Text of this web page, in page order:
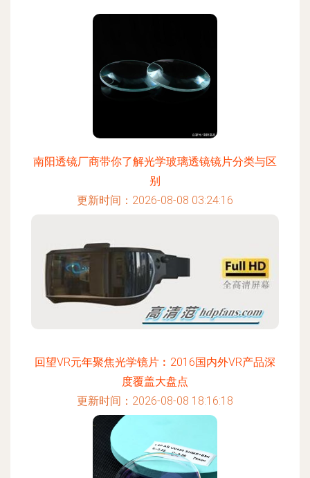
南阳透镜厂商带你了解光学玻璃透镜镜片分类与区
别
更新时间：2026-08-08 03:24:16
回望VR元年聚焦光学镜片︰2016国内外VR产品深
度覆盖大盘点
更新时间：2026-08-08 18:16:18